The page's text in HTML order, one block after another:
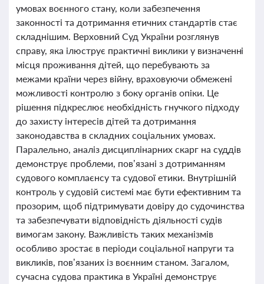
умовах воєнного стану, коли забезпечення
законності та дотримання етичних стандартів стає
складнішим. Верховний Суд України розглянув
справу, яка ілюструє практичні виклики у визначенні
місця проживання дітей, що перебувають за
межами країни через війну, враховуючи обмежені
можливості контролю з боку органів опіки. Це
рішення підкреслює необхідність гнучкого підходу
до захисту інтересів дітей та дотримання
законодавства в складних соціальних умовах.
Паралельно, аналіз дисциплінарних скарг на суддів
демонструє проблеми, пов’язані з дотриманням
судового комплаєнсу та судової етики. Внутрішній
контроль у судовій системі має бути ефективним та
прозорим, щоб підтримувати довіру до судочинства
та забезпечувати відповідність діяльності судів
вимогам закону. Важливість таких механізмів
особливо зростає в періоди соціальної напруги та
викликів, пов’язаних із воєнним станом. Загалом,
сучасна судова практика в Україні демонструє